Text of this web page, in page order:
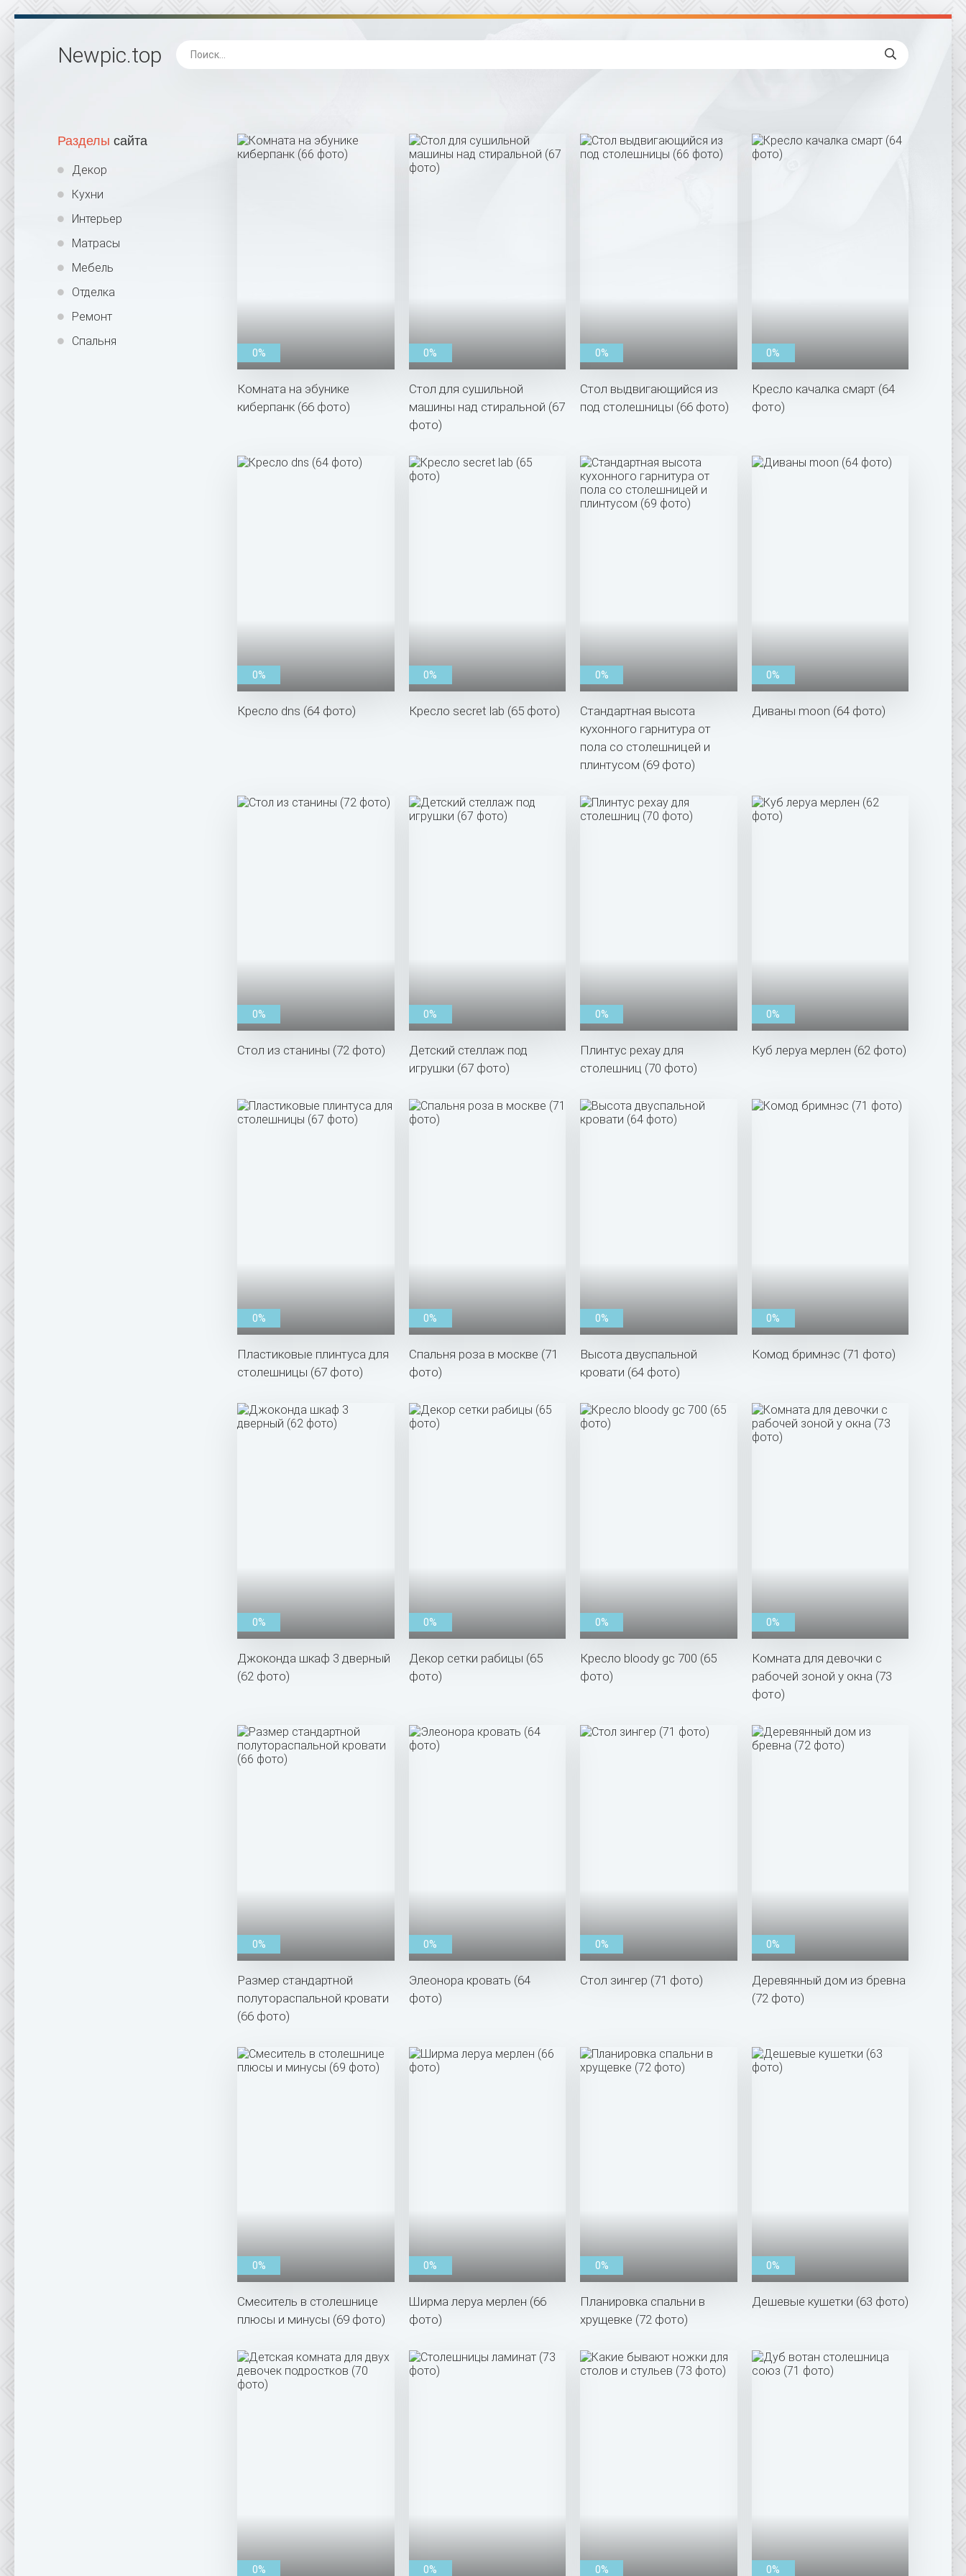
Newpic.top
Разделы сайта
Декор
Кухни
Интерьер
Матрасы
Мебель
Отделка
Ремонт
Спальня
0%
Комната на эбунике
киберпанк (66 фото)
0%
Стол для сушильной
машины над стиральной (67
фото)
0%
Стол выдвигающийся из
под столешницы (66 фото)
0%
Кресло качалка смарт (64
фото)
0%
Кресло dns (64 фото)
0%
Кресло secret lab (65 фото)
0%
Стандартная высота
кухонного гарнитура от
пола со столешницей и
плинтусом (69 фото)
0%
Диваны moon (64 фото)
0%
Стол из станины (72 фото)
0%
Детский стеллаж под
игрушки (67 фото)
0%
Плинтус рехау для
столешниц (70 фото)
0%
Куб леруа мерлен (62 фото)
0%
Пластиковые плинтуса для
столешницы (67 фото)
0%
Спальня роза в москве (71
фото)
0%
Высота двуспальной
кровати (64 фото)
0%
Комод бримнэс (71 фото)
0%
Джоконда шкаф 3 дверный
(62 фото)
0%
Декор сетки рабицы (65
фото)
0%
Кресло bloody gc 700 (65
фото)
0%
Комната для девочки с
рабочей зоной у окна (73
фото)
0%
Размер стандартной
полутораспальной кровати
(66 фото)
0%
Элеонора кровать (64
фото)
0%
Стол зингер (71 фото)
0%
Деревянный дом из бревна
(72 фото)
0%
Смеситель в столешнице
плюсы и минусы (69 фото)
0%
Ширма леруа мерлен (66
фото)
0%
Планировка спальни в
хрущевке (72 фото)
0%
Дешевые кушетки (63 фото)
0% 0% 0% 0%